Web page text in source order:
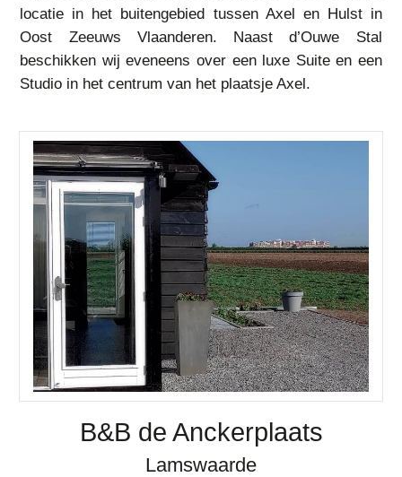
locatie in het buitengebied tussen Axel en Hulst in
Oost Zeeuws Vlaanderen. Naast d’Ouwe Stal
beschikken wij eveneens over een luxe Suite en een
Studio in het centrum van het plaatsje Axel.
B&B de Anckerplaats
Lamswaarde